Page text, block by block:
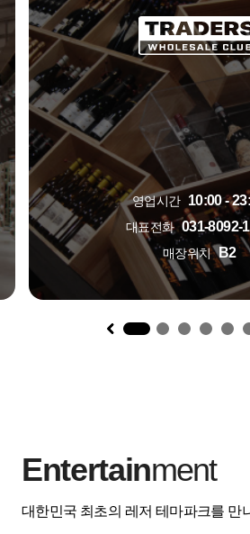
영업시간 10:00 -
대표전화 031-8092-
매장위치 B2
1
Entertainment
대한민국 최초의 레저 테마파크를 만